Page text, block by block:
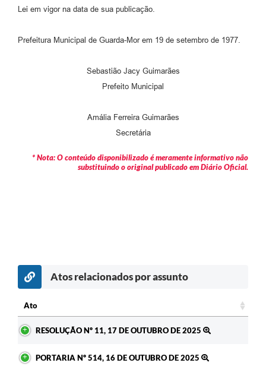
Lei em vigor na data de sua publicação.
Prefeitura Municipal de Guarda-Mor em 19 de setembro de 1977.
Sebastião Jacy Guimarães
​Prefeito Municipal
Amália Ferreira Guimarães
Secretária
* Nota: O conteúdo disponibilizado é meramente informativo não
substituindo o original publicado em Diário Oficial.
Atos relacionados por assunto
Ato
RESOLUÇÃO Nº 11, 17 DE OUTUBRO DE 2025
PORTARIA Nº 514, 16 DE OUTUBRO DE 2025